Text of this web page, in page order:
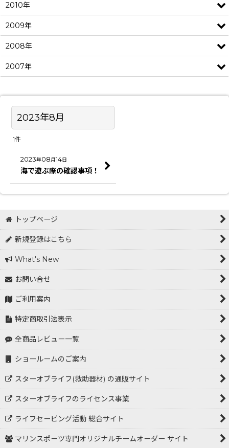
2023年8月
1件
2023年08月14日
海で遊ぶ際の確認事項！
2010年
2009年
2008年
2007年
トップページ
新規登録はこちら
What's New
お問い合せ
ご利用案内
特定商取引法表示
全商品レビュー一覧
ショールームのご案内
スターオブライフ(救助器材) の通販サイト
スターオブライフのライセンス事業
ライフセービング活動 総合サイト
マリンスポーツ専門オリジナルチームオーダー サイト